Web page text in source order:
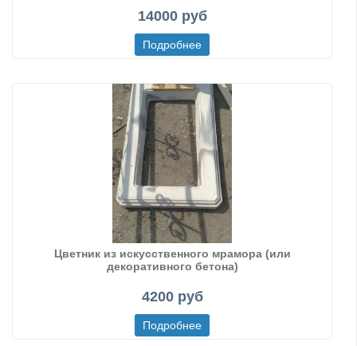
14000 руб
Цветник из искусственного мрамора (или
декоративного бетона)
4200 руб